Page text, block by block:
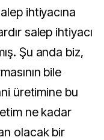
ihtiyacına
salep ihtiyacı
Şu anda biz,
bile
üretimine bu
ne kadar
olacak bir